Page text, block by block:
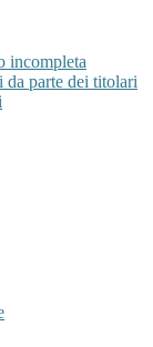
incompleta
da parte dei titolari